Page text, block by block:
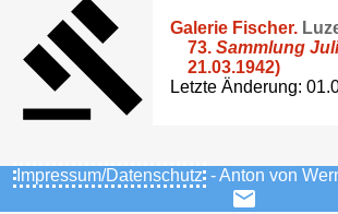
Galerie Fischer.
73. Sammlung
21.03.1942)
Letzte Änderung:
Impressum/Datenschutz - Anton von